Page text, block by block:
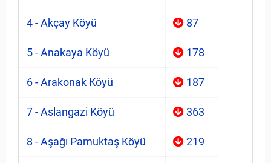
4 - Akçay Köyü 87
5 - Anakaya Köyü 178
6 - Arakonak Köyü 187
7 - Aslangazi Köyü 363
8 - Aşağı Pamuktaş Köyü 219